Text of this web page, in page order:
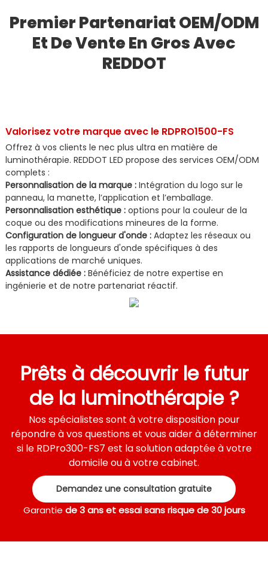
Premier Partenariat OEM/ODM
Et De Vente En Gros Avec
REDDOT
Valorisez votre marque avec le RDPRO1500-FS
Offrez à vos clients le nec plus ultra en matière de
luminothérapie. REDDOT LED propose des services OEM/ODM
complets :
Personnalisation de la marque :Intégration du logo sur le
panneau, la manette, l’application et l’emballage.
Personnalisation esthétique :options pour la couleur de la
coque ou des modifications mineures de la forme.
Configuration de longueur d'onde :Adaptez les réseaux ou
les rapports de longueurs d'onde spécifiques à des
applications de marché uniques.
Assistance dédiée :Bénéficiez de notre expertise en
ingénierie et de notre partenariat réactif.
Prêts à découvrir le futur
de la luminothérapie ?
Nos spécialistes sont à votre disposition pour
répondre à vos questions et vous aider à déterminer
si le RDPro300-FS7 est la solution adaptée à votre
domicile ou à votre cabinet.
Demandez une consultation gratuite
Garantie de 3 ans et essai sans risque de 30 jours